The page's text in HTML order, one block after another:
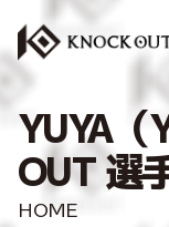
YUYA（
OUT 選
HOME